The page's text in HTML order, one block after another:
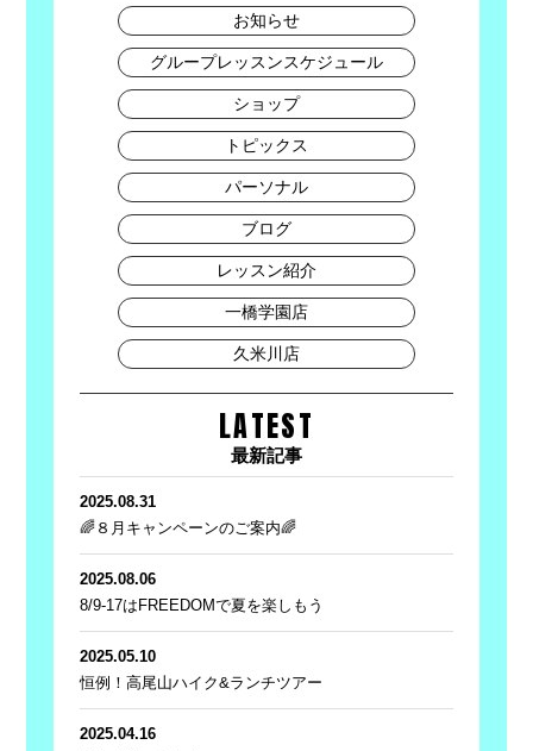
お知らせ
グループレッスンスケジュール
ショップ
トピックス
パーソナル
ブログ
レッスン紹介
一橋学園店
久米川店
LATEST
最新記事
2025.08.31
🌈８月キャンペーンのご案内🌈
2025.08.06
8/9-17はFREEDOMで夏を楽しもう
2025.05.10
恒例！高尾山ハイク&ランチツアー
2025.04.16